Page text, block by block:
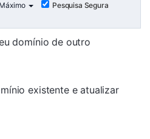
Pesquisa Segura
domínio de outro
existente e atualizar